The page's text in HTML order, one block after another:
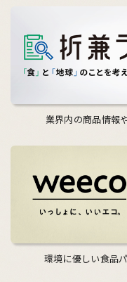
業界内の商品情報
環境に優しい食品